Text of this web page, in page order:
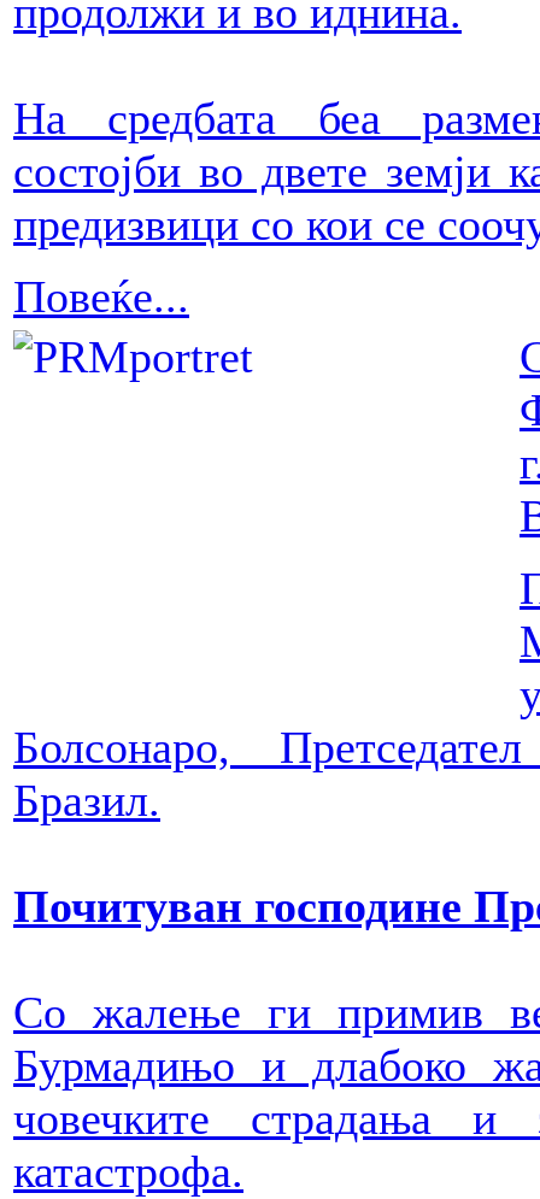
продолжи и во иднина.
На средбата беа
состојби во двете земји
предизвици со кои се
Повеќе...
Болсонаро,
Бразил.
Почитуван господине
Со жалење ги примив
Бурмадињо и длабоко
човечките страдања
катастрофа.